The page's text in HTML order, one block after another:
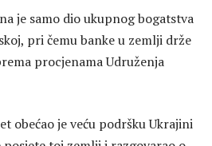
je samo dio ukupnog bogatstva
pri čemu banke u zemlji drže
procjenama Udruženja
obećao je veću podršku Ukrajini